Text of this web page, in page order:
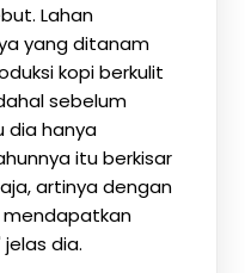
Lahan
yang ditanam
kopi berkulit
sebelum
dia hanya
itu berkisar
artinya dengan
mendapatkan
dia.